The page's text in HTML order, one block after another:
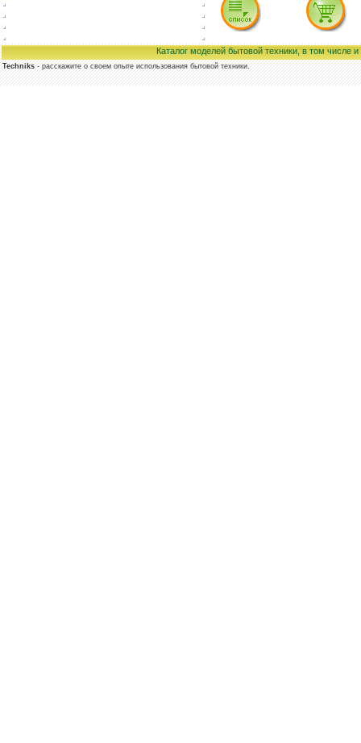
Каталог моделей бытовой техники, в том числе
Techniks- расскажите о своем опыте использования бытовой техники.